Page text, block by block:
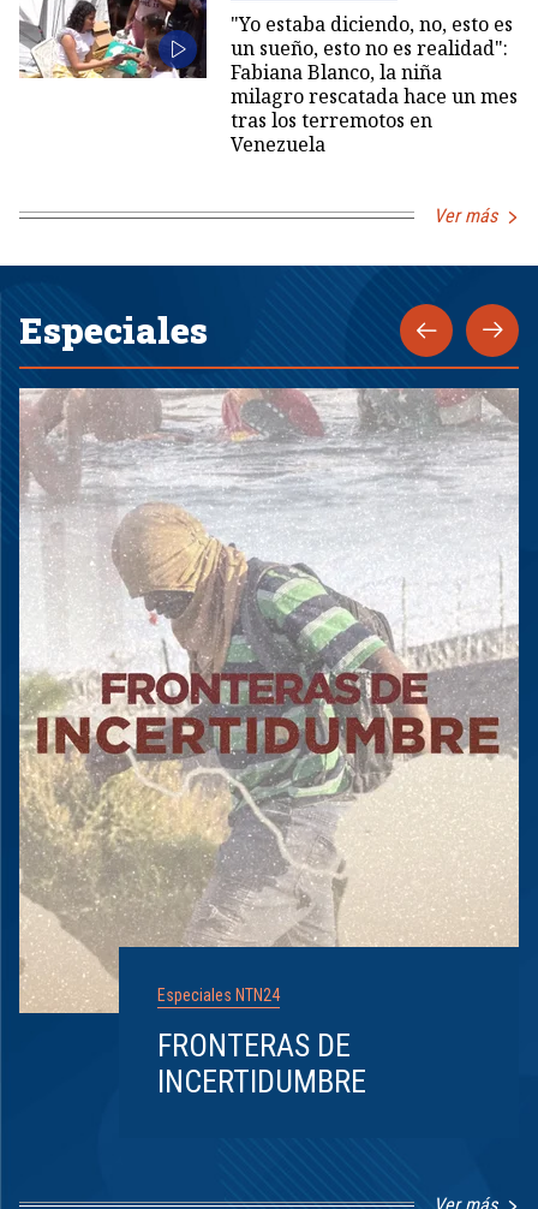
"Yo estaba diciendo, no, esto es
un sueño, esto no es realidad":
Fabiana Blanco, la niña
milagro rescatada hace un mes
tras los terremotos en
Venezuela
Ver más
Especiales
Especiales NTN24
FRONTERAS DE
INCERTIDUMBRE
Ver más